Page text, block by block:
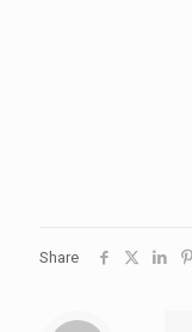
Share